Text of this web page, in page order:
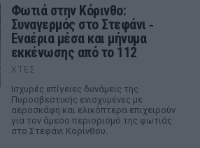
Φωτιά στην Κόρινθο:
Συναγερμός στο Στεφάνι ‑
Εναέρια μέσα και μήνυμα
εκκένωσης από το 112
ΧΤΕΣ
Ισχυρές επίγειες δυνάμεις της
Πυροσβεστικής ενισχυμένες με
αεροσκάφη και ελικόπτερα επιχειρούν
για τον άμεσο περιορισμό της φωτιάς
στο Στεφάνι Κορίνθου.